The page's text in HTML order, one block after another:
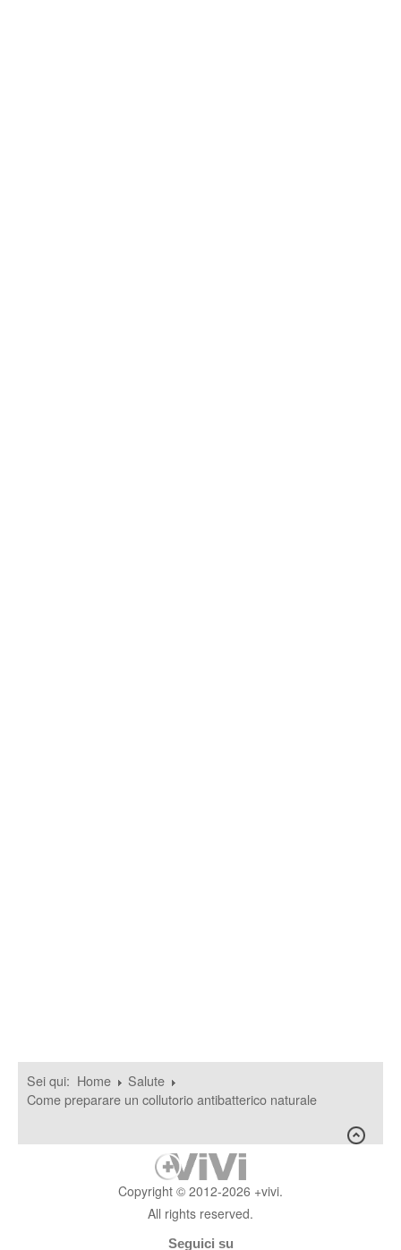
Sei qui: Home
Salute
Come preparare un collutorio antibatterico naturale
Copyright © 2012-2026 +vivi.
All rights reserved.
Seguici su